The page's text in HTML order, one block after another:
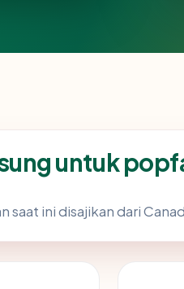
untuk
ini disajikan dari